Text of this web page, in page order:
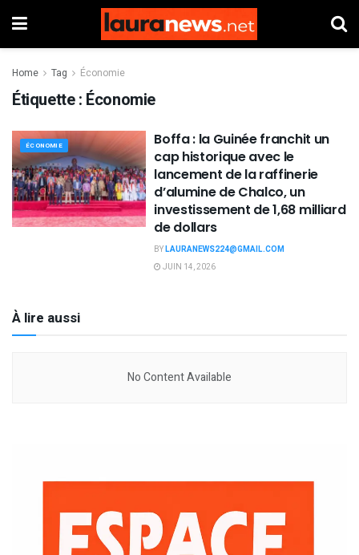
Home Tag Économie
Étiquette : Économie
ÉCONOMIE
Boffa : la Guinée franchit un
cap historique avec le
lancement de la raffinerie
d’alumine de Chalco, un
investissement de 1,68 milliard
de dollars
BYLAURANEWS224@GMAIL.COM
JUIN 14, 2026
À lire aussi
No Content Available